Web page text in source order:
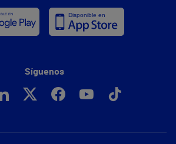
Síguenos